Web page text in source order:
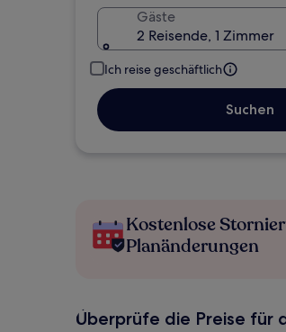
Gäste
2 Reisende, 1 Zimmer
Ich reise geschäftlich
Suchen
Kostenlose
Planänderungen
Überprüfe die Preise für